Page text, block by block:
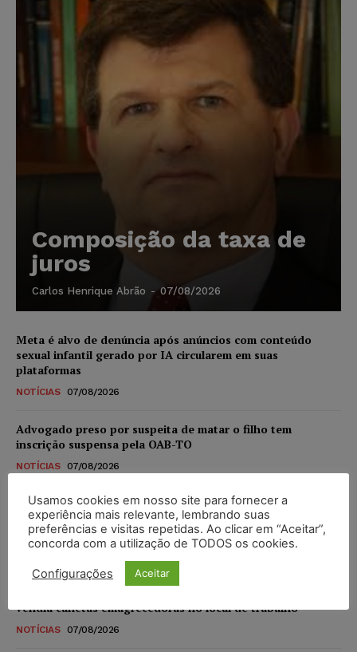
Composição da taxa de
juros
Carlos Henrique Abrão - 07/08/2026
Meta é alvo de denúncia após anúncios com conteúdo
sexual infantil gerado por IA circularem em suas
plataformas
NOTÍCIAS 07/08/2026
Advogado preso por suspeita de matar o filho tem
inscrição suspensa pela OAB-TO
NOTÍCIAS 07/08/2026
STF amplia isenção de IBS e CBS na compra de veículos
novos para pessoas com deficiência e autistas de todos os
níveis
vendia canetas emagrecedoras no local de trabalho
NOTÍCIAS 07/08/2026
Usamos cookies em nosso site para fornecer a
experiência mais relevante, lembrando suas
preferências e visitas repetidas. Ao clicar em “Aceitar”,
concorda com a utilização de TODOS os cookies.
Configurações Aceitar